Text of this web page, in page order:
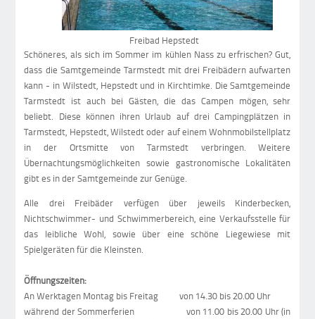
Freibad Hepstedt
Schöneres, als sich im Sommer im kühlen Nass zu erfrischen? Gut,
dass die Samtgemeinde Tarmstedt mit drei Freibädern aufwarten
kann - in Wilstedt, Hepstedt und in Kirchtimke. Die Samtgemeinde
Tarmstedt ist auch bei Gästen, die das Campen mögen, sehr
beliebt. Diese können ihren Urlaub auf drei Campingplätzen in
Tarmstedt, Hepstedt, Wilstedt oder auf einem Wohnmobilstellplatz
in der Ortsmitte von Tarmstedt verbringen. Weitere
Übernachtungsmöglichkeiten sowie gastronomische Lokalitäten
gibt es in der Samtgemeinde zur Genüge.
Alle drei Freibäder verfügen über jeweils Kinderbecken,
Nichtschwimmer- und Schwimmerbereich, eine Verkaufsstelle für
das leibliche Wohl, sowie über eine schöne Liegewiese mit
Spielgeräten für die Kleinsten.
Öffnungszeiten:
An Werktagen Montag bis Freitag von 14.30 bis 20.00 Uhr
während der Sommerferien von 11.00 bis 20.00 Uhr (in